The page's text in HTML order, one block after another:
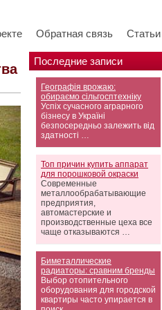
Обратная связь Статьи
Последние записи
Географія врожаю:
обираємо сільгосптехніку
Успіх сучасного аграрного
бізнесу в Україні
безпосередньо залежить від
здатності …
Топ причин купить аппарат
для порошковой окраски
Современные
металлообрабатывающие
предприятия,
автомастерские и
производственные цеха все
чаще отказываются …
Биметаллические
радиаторы: сравним бренды
Выбор отопительного
оборудования для городской
квартиры часто упирается в